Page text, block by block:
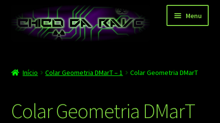
para
navegação
para
Menu
Depoimentos
Início Colar Geometria DMarT – 1 Colar Geometria DMarT
Colar Geometria DMarT